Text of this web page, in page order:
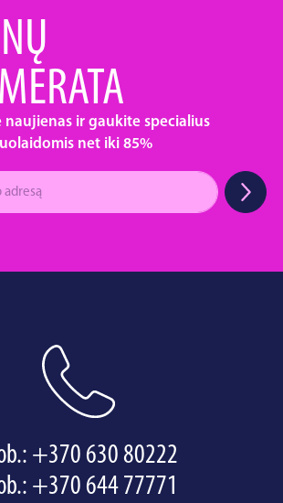
ir gaukite specialius
net iki 85%
+370 630 80222
+370 644 77771